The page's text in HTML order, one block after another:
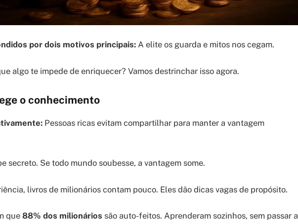
por dois motivos principais: A elite os guarda e mitos nos cegam.
algo te impede de enriquecer? Vamos destrinchar isso agora.
o conhecimento
Pessoas ricas evitam compartilhar para manter a vantagem
secreto. Se todo mundo soubesse, a vantagem some.
livros de milionários contam pouco. Eles dão dicas vagas de propósito.
que 88% dos milionários são auto-feitos. Aprenderam sozinhos, sem passar a